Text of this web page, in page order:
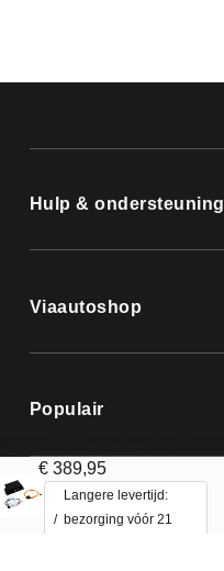
Hulp & ondersteuning
Viaautoshop
Populair
€ 389,95
Langere levertijd:
bezorging vóór 21